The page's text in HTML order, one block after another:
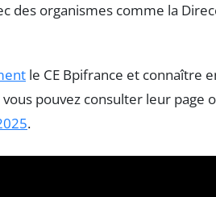
des organismes comme la
le CE Bpifrance et connaître
vous pouvez consulter leur page
.